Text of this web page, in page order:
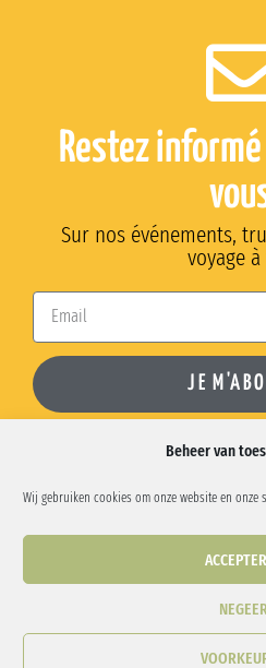
Beheer van
Wij gebruiken cookies om onze website en onze
NEGEER
Restez
Sur nos événements,
voyage
JE
| Email:
Bike-Packer Blog Onze tours
Privacybeleid